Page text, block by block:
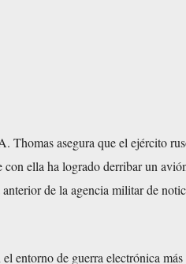
Thomas asegura que el ejército
ella ha logrado derribar un
de la agencia militar de
entorno de guerra electrónica